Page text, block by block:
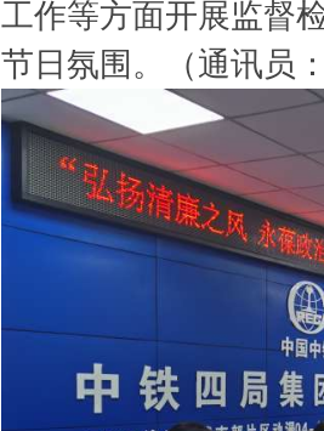
工作等方面开展监督
节日氛围。（通讯员